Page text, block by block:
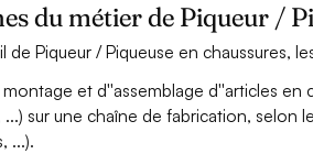
du métier de Piqueur /
de Piqueur / Piqueuse en chaussures,
et d''assemblage d''articles en
sur une chaîne de fabrication, selon
...).